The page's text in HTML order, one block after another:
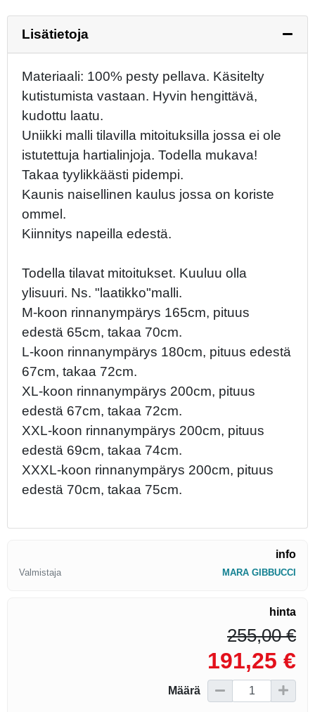
Lisätietoja
Materiaali: 100% pesty pellava. Käsitelty
kutistumista vastaan. Hyvin hengittävä,
kudottu laatu.
Uniikki malli tilavilla mitoituksilla jossa ei ole
istutettuja hartialinjoja. Todella mukava!
Takaa tyylikkäästi pidempi.
Kaunis naisellinen kaulus jossa on koriste
ommel.
Kiinnitys napeilla edestä.
Todella tilavat mitoitukset. Kuuluu olla
ylisuuri. Ns. "laatikko"malli.
M-koon rinnanympärys 165cm, pituus
edestä 65cm, takaa 70cm.
L-koon rinnanympärys 180cm, pituus edestä
67cm, takaa 72cm.
XL-koon rinnanympärys 200cm, pituus
edestä 67cm, takaa 72cm.
XXL-koon rinnanympärys 200cm, pituus
edestä 69cm, takaa 74cm.
XXXL-koon rinnanympärys 200cm, pituus
edestä 70cm, takaa 75cm.
info
Valmistaja MARA GIBBUCCI
hinta
255,00 €
191,25 €
Määrä